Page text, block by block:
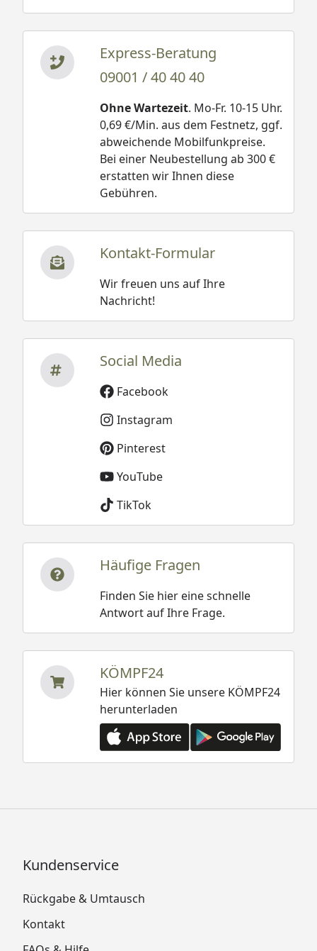
Express-Beratung
09001 / 40 40 40
Ohne Wartezeit. Mo-Fr. 10-15 Uhr.
0,69 €/Min. aus dem Festnetz, ggf.
abweichende Mobilfunkpreise.
Bei einer Neubestellung ab 300 €
erstatten wir Ihnen diese
Gebühren.
Kontakt-Formular
Wir freuen uns auf Ihre
Nachricht!
Social Media
Facebook
Instagram
Pinterest
YouTube
TikTok
Häufige Fragen
Finden Sie hier eine schnelle
Antwort auf Ihre Frage.
KÖMPF24
Hier können Sie unsere KÖMPF24
herunterladen
Kundenservice
Rückgabe & Umtausch
Kontakt